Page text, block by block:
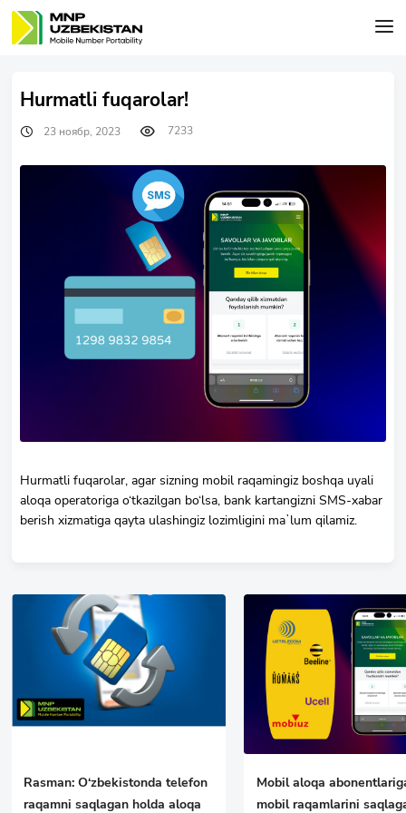
Hurmatli fuqarolar!
23 ноябр, 2023 7233
Hurmatli fuqarolar, agar sizning mobil raqamingiz boshqa uyali
aloqa operatoriga o‘tkazilgan bo‘lsa, bank kartangizni SMS-xabar
berish xizmatiga qayta ulashingiz lozimligini maʼlum qilamiz.
Rasman: O‘zbekistonda telefon
raqamni saqlagan holda aloqa
Mobil aloqa
mobil raqamlarini